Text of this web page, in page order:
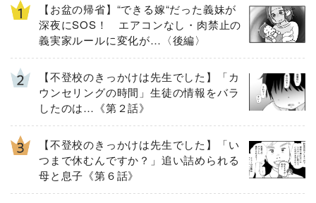
【お盆の帰省】“できる嫁“だった義妹が
深夜にSOS！ エアコンなし・肉禁止の
義実家ルールに変化が…〈後編〉
【不登校のきっかけは先生でした】「カ
ウンセリングの時間」生徒の情報をバラ
したのは…《第２話》
【不登校のきっかけは先生でした】「い
つまで休むんですか？」追い詰められる
母と息子《第６話》